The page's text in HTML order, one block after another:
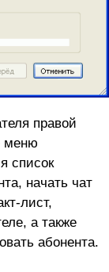
правой
меню
список
начать чат
лист,
а также
абонента.